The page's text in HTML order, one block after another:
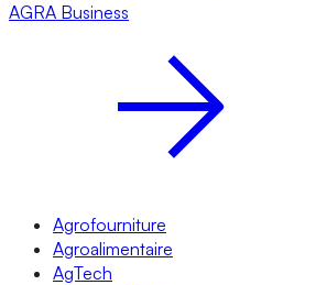
AGRA Business
Agrofourniture
Agroalimentaire
AgTech